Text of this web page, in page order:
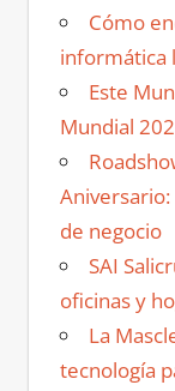
Cómo
informática
Este
Mundial
de negocio
SAI
oficinas y
La
tecnología